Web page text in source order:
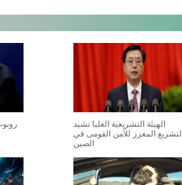
الهيئة التشريعية العليا تشيد
المعزز للأمن القومى في
الصين